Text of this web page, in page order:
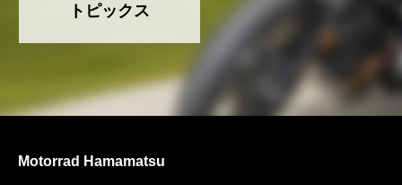
トピックス
Motorrad Hamamatsu